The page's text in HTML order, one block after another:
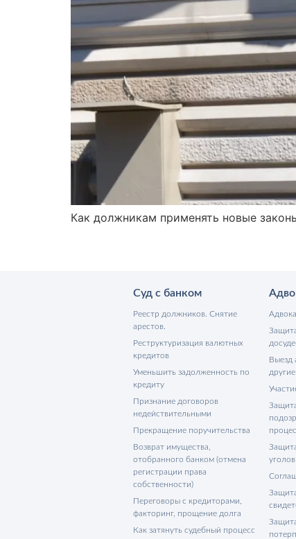
Как должникам применять новые
Суд с банком
Реестр должников. Снятие
арестов.
Реструктуризация валютных
кредитов
Уменьшить задолженность по
кредиту
Признание договоров
недействительными
Прекращение поручительства
Возврат имущества,
отобранного банком (отмена
регистрации права
собственности)
Переговоры с кредиторами,
факторинг, прощение долга
Как затянуть судебный процесс
Выезд